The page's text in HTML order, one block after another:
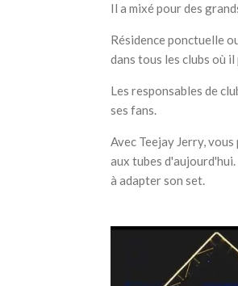
Il a mixé pour des
Résidence ponctuelle
dans tous les clubs où
Les responsables de
ses fans.
Avec Teejay Jerry,
aux tubes
à adapter son set.